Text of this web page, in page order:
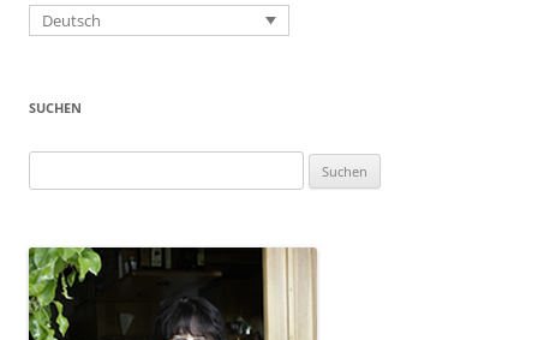
Deutsch
SUCHEN
nach: